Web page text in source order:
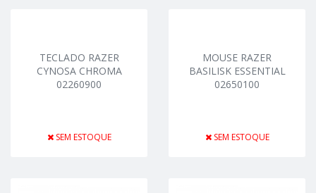
TECLADO RAZER
CYNOSA CHROMA
02260900
SEM ESTOQUE
MOUSE RAZER
BASILISK ESSENTIAL
02650100
SEM ESTOQUE